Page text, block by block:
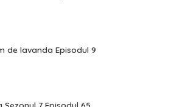
de lavanda Episodul 9
7 Episodul 65